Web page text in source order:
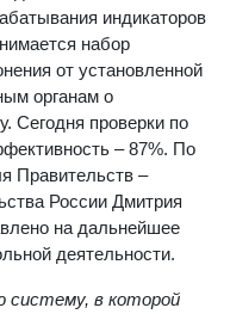
индикаторов
набор
от установленной
органам о
Сегодня проверки по
– 87%. По
Правительств –
России Дмитрия
на дальнейшее
деятельности.
в которой